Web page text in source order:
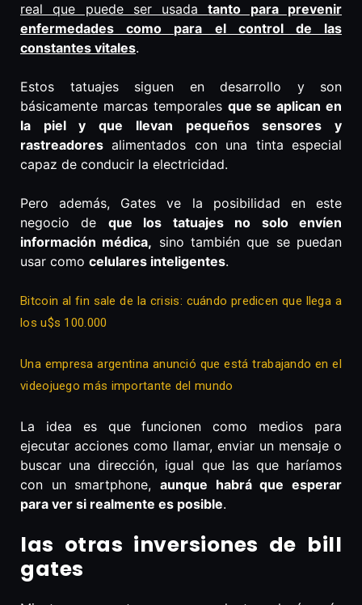
real que puede ser usadatanto para prevenir
enfermedades como para el control de las
constantes vitales.
Estos tatuajes siguen en desarrollo y son
básicamente marcas temporales que se aplican en
la piel y que llevan pequeños sensores y
rastreadores alimentados con una tinta especial
capaz de conducir la electricidad.
Pero además, Gates ve la posibilidad en este
negocio de que los tatuajes no solo envíen
información médica, sino también que se puedan
usar como celulares inteligentes.
Bitcoin al fin sale de la crisis: cuándo predicen que llega a
los u$s 100.000
Una empresa argentina anunció que está trabajando en el
videojuego más importante del mundo
La idea es que funcionen como medios para
ejecutar acciones como llamar, enviar un mensaje o
buscar una dirección, igual que las que haríamos
con un smartphone, aunque habrá que esperar
para ver si realmente es posible.
las otras inversiones de bill
gates